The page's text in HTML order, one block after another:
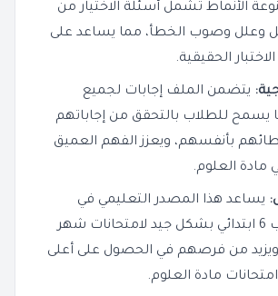
الأنماط تشمل أسئلة الاختيار من
وعلل وصوب الخطأ، مما يساعد على
الحقيقية.
يتضمن الملف إجابات لجميع
يسمح للطلاب بالتحقق من إجاباتهم
بأنفسهم، ويعزز الفهم العميق
مادة العلوم.
يساعد هذا المصدر التعليمي في
تحضير طلاب 6 ابتدائي بشكل جيد لامتحانات شهر
2026، ويزيد من فرصهم في الحصول على أعلى
مادة العلوم.